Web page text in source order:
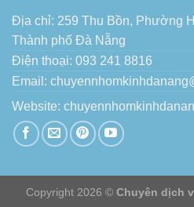
Địa chỉ: 259 Thu Bồn, Phường
Thành phố Đà Nẵng
Điện thoại: 093 241 8816
Email:
Website:
Copyright 2026 © Chuyên dịch